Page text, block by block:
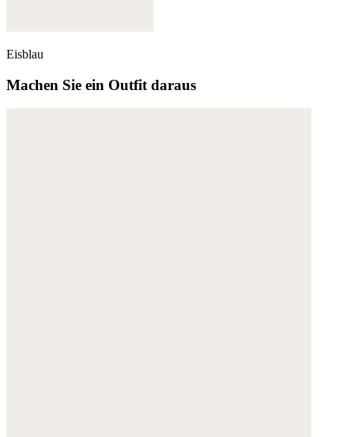
Eisblau
Machen Sie ein Outfit daraus